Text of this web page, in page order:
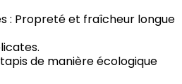
: Propreté et fraîcheur longue
de manière écologique